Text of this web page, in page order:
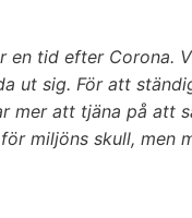
en tid efter Corona.
ut sig. För att
mer att tjäna på att
miljöns skull, men